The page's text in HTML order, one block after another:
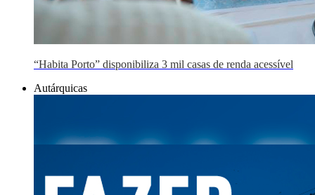
“Habita Porto” disponibiliza 3 mil casas de renda acessível
Autárquicas